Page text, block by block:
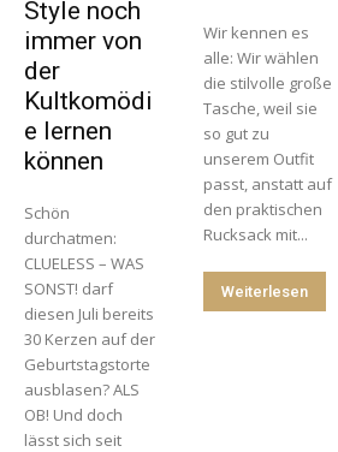
Style noch
immer von
der
Kultkomödi
e lernen
können
Schön
durchatmen:
CLUELESS – WAS
SONST! darf
diesen Juli bereits
30 Kerzen auf der
Geburtstagstorte
ausblasen? ALS
OB! Und doch
lässt sich seit
Wir kennen es
alle: Wir wählen
die stilvolle große
Tasche, weil sie
so gut zu
unserem Outfit
passt, anstatt auf
den praktischen
Rucksack mit...
Weiterlesen